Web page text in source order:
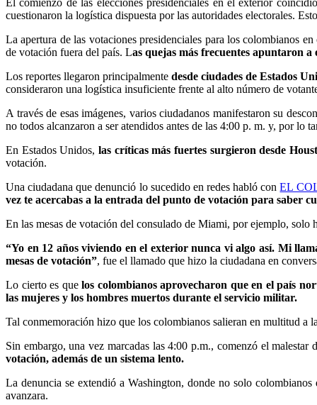
cuestionaron la logística dispuesta por las autoridades electorales.
La apertura de las votaciones presidenciales para los colombianos
de votación fuera del país. Las quejas más frecuentes apuntaron
Los reportes llegaron principalmentedesde ciudades de Estados
consideraron una logística insuficiente frente al alto número de
A través de esas imágenes, varios ciudadanos manifestaron su
no todos alcanzaron a ser atendidos antes de las 4:00 p. m. y, por lo
En Estados Unidos, las críticas más fuertes surgieron desde
votación.
Una ciudadana que denunció lo sucedido en redes habló conEL
vez te acercabas a la entrada del punto de votación para saber
En las mesas de votación del consulado de Miami, por ejemplo,
“Yo en 12 años viviendo en el exterior nunca vi algo así. Mi
mesas de votación”, fue el llamado que hizo la ciudadana en
Lo cierto es quelos colombianos aprovecharon que en el país
las mujeres y los hombres muertos durante el servicio militar.
Tal conmemoración hizo que los colombianos salieran en multitud a
Sin embargo, una vez marcadas las 4:00 p.m., comenzó el
votación, además de un sistema lento.
La denuncia se extendió a Washington, donde no solo
avanzara.